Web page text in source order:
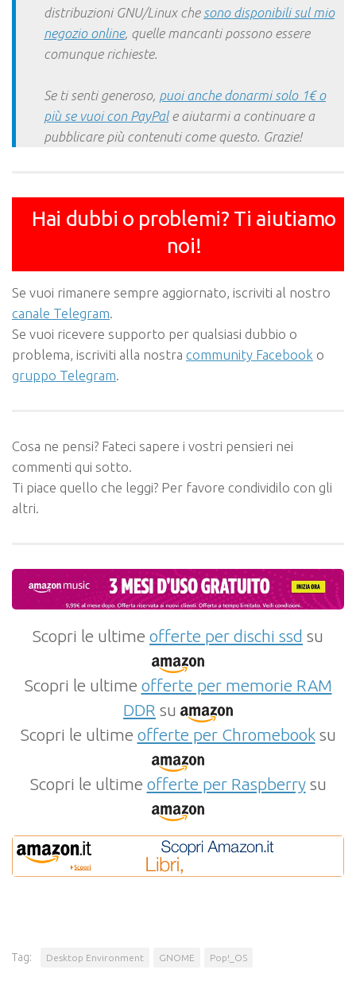
distribuzioni GNU/Linux che sono disponibili sul mio
negozio online, quelle mancanti possono essere
comunque richieste.
Se ti senti generoso, puoi anche donarmi solo 1€ o
più se vuoi con PayPale aiutarmi a continuare a
pubblicare più contenuti come questo. Grazie!
Hai dubbi o problemi? Ti aiutiamo
noi!
Se vuoi rimanere sempre aggiornato, iscriviti al nostro
canale Telegram
Se vuoi ricevere supporto per qualsiasi dubbio o
problema, iscriviti alla nostra community Facebook o
gruppo Telegram
Cosa ne pensi? Fateci sapere i vostri pensieri nei
commenti qui sotto.
Ti piace quello che leggi? Per favore condividilo con gli
altri.
Scopri le ultime offerte per dischi ssd su
Scopri le ultime offerte per memorie RAM
DDR su
Scopri le ultime offerte per Chromebooksu
Scopri le ultime offerte per Raspberrysu
Tag: Desktop Environment GNOME Pop!_OS